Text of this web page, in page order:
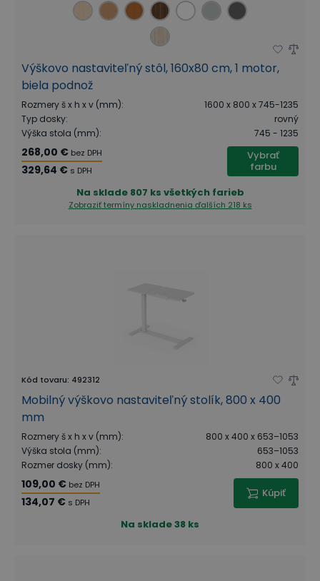
Výškovo nastaviteľný stôl, 160x80 cm, 1 motor,
biela podnož
Rozmery š x h x v (mm):
1600 x 800 x 745-1235
Typ dosky:
rovný
Výška stola (mm): 745 - 1235
268,00 € bez DPH
329,64 € s DPH
Vybrať
farbu
Na sklade 807 ks všetkých farieb
Zobraziť termíny naskladnenia ďalších 218 ks
Kód tovaru: 492312
Mobilný výškovo nastaviteľný stolík, 800 x 400
mm
Rozmery š x h x v (mm):
800 x 400 x 653–1053
Výška stola (mm):
653–1053
Rozmer dosky (mm): 800 x 400
109,00 € bez DPH
134,07 € s DPH
Kúpiť
Na sklade38 ks